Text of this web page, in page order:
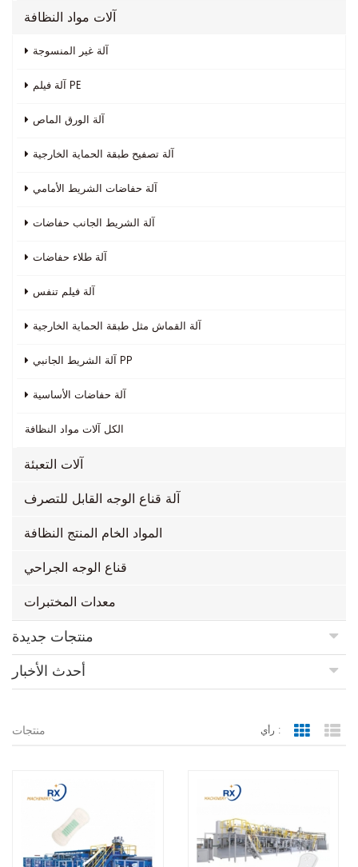
آلات مواد النظافة
آلة غير المنسوجة
آلة فيلم PE
آلة الورق الماص
آلة تصفيح طبقة الحماية الخارجية
آلة حفاضات الشريط الأمامي
آلة الشريط الجانب حفاضات
آلة طلاء حفاضات
آلة فيلم تنفس
آلة القماش مثل طبقة الحماية الخارجية
آلة الشريط الجانبي PP
آلة حفاضات الأساسية
الكل آلات مواد النظافة
آلات التعبئة
آلة قناع الوجه القابل للتصرف
المواد الخام المنتج النظافة
قناع الوجه الجراحي
معدات المختبرات
منتجات جديدة
أحدث الأخبار
منتجات رأي : Grid View